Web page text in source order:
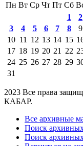
Пн Вт Ср Чт Пт Сб
1
2
3
4 5 6 7 8
9
10 11 12 13 14 15
17 18 19 20 21 22
24 25 26 27 28 29
31
2023 Все права
КАБАР.
Все архивные
Поиск
Поиск